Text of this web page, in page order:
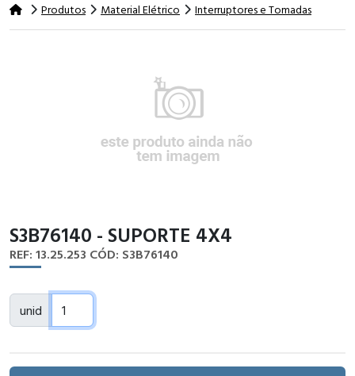
Produtos Material Elétrico Interruptores e Tomadas
S3B76140 - SUPORTE 4X4
REF: 13.25.253 CÓD: S3B76140
unid